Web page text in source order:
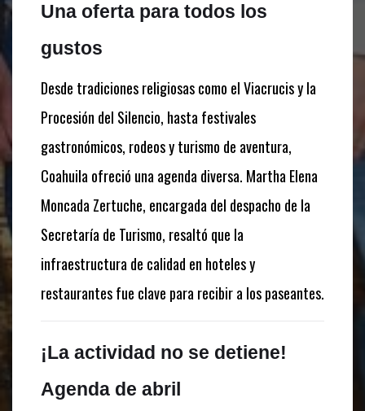
Una oferta para todos los
gustos
Desde tradiciones religiosas como el Viacrucis y la
Procesión del Silencio, hasta festivales
gastronómicos, rodeos y turismo de aventura,
Coahuila ofreció una agenda diversa. Martha Elena
Moncada Zertuche, encargada del despacho de la
Secretaría de Turismo, resaltó que la
infraestructura de calidad en hoteles y
restaurantes fue clave para recibir a los paseantes.
¡La actividad no se detiene!
Agenda de abril